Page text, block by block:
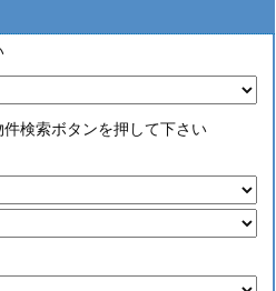
検索ボタンを押して下さい